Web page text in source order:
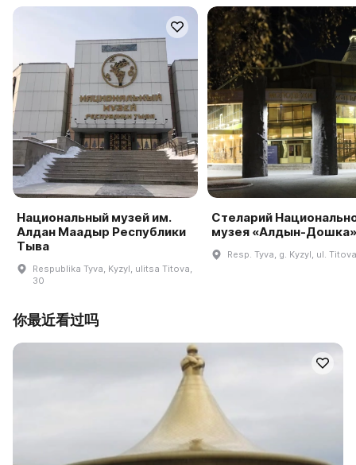
Национальный музей им.
Алдан Маадыр Республики
Тыва
Respublika Tyva, Kyzyl, ulitsa Titova,
30
Стеларий
музея «Алдын-Дошка»
Resp. Tyva, g. Kyzyl, ul.
你最近看过吗